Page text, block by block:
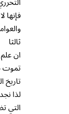
فإنها
ثالثا
‏ان
تموت
لذا
التي